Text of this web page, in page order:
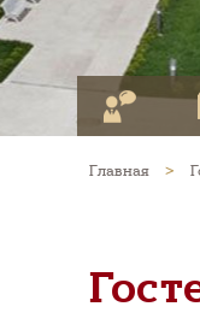
Главная >